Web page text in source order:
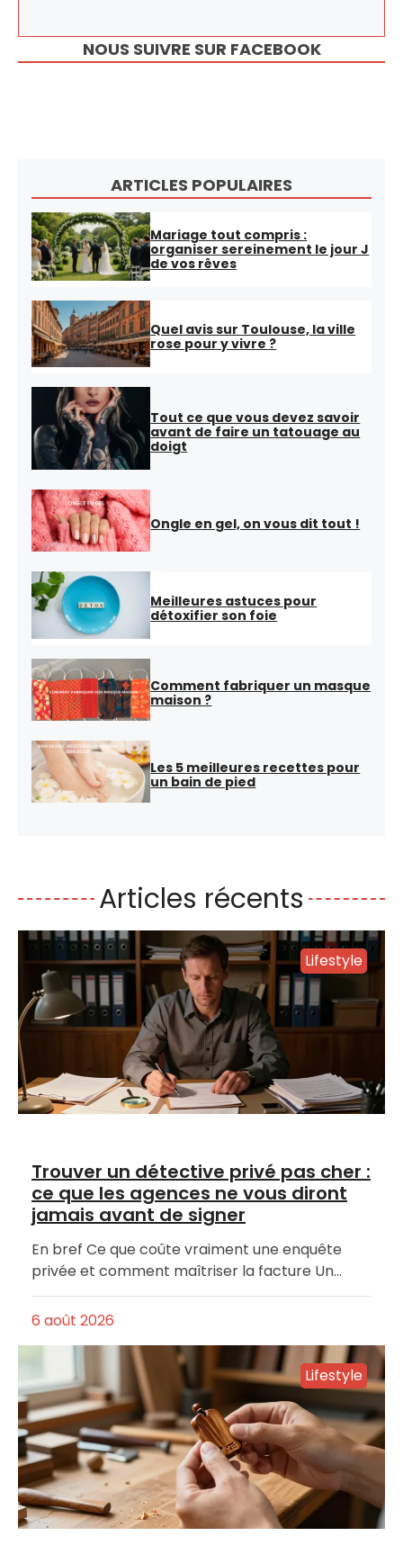
NOUS SUIVRE SUR FACEBOOK
ARTICLES POPULAIRES
Mariage tout compris :
organiser sereinement le jour J
de vos rêves
Quel avis sur Toulouse, la ville
rose pour y vivre ?
Tout ce que vous devez savoir
avant de faire un tatouage au
doigt
Ongle en gel, on vous dit tout !
Meilleures astuces pour
détoxifier son foie
Comment fabriquer un masque
maison ?
Les 5 meilleures recettes pour
un bain de pied
Articles récents
Lifestyle
Trouver un détective privé pas cher :
ce que les agences ne vous diront
jamais avant de signer
En bref Ce que coûte vraiment une enquête
privée et comment maîtriser la facture Un…
6 août 2026
Lifestyle